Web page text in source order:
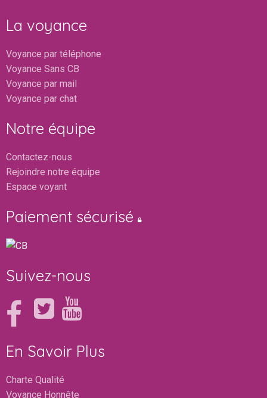
La voyance
Voyance par téléphone
Voyance Sans CB
Voyance par mail
Voyance par chat
Notre équipe
Contactez-nous
Rejoindre notre équipe
Espace voyant
Paiement sécurisé
Suivez-nous
En Savoir Plus
Charte Qualité
Voyance Honnête